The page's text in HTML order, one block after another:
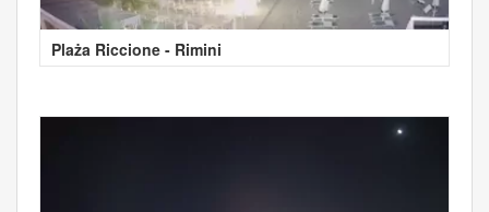
Plaża Riccione - Rimini